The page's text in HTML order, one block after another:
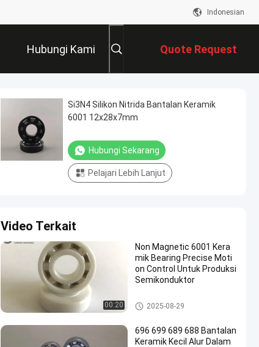
Indonesian
Hubungi Kami Quote Request
Suatu
Si3N4 Silikon Nitrida Bantalan Keramik
6001 12x28x7mm
Hubungi Sekarang
Pelajari Lebih Lanjut
Video Terkait
00:20
Non Magnetic 6001 Kera
mik Bearing Precise Moti
on Control Untuk Produksi
Semikonduktor
Bantalan Bola Keramik
2025-08-29
696 699 689 688 Bantalan
Keramik Kecil Alur Dalam